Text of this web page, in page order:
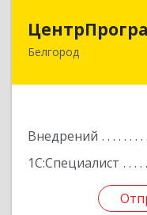
Белгород
Внедрений
1С:Специалист